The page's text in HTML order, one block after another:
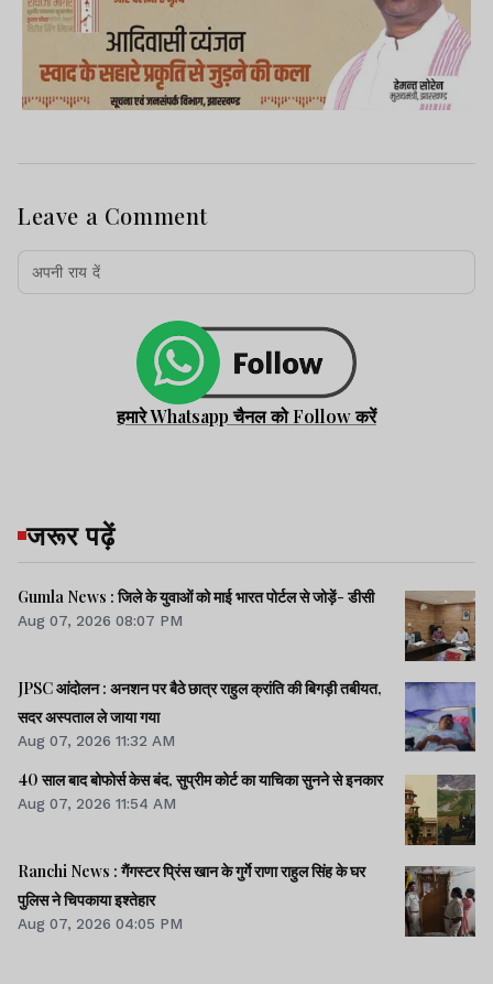
Leave a Comment
हमारे Whatsapp चैनल को Follow करें
जरूर पढ़ें
Gumla News : जिले के युवाओं को माई भारत पोर्टल से जोड़ें- डीसी
Aug 07, 2026 08:07 PM
JPSC आंदोलन : अनशन पर बैठे छात्र राहुल क्रांति की बिगड़ी तबीयत,
सदर अस्पताल ले जाया गया
Aug 07, 2026 11:32 AM
40 साल बाद बोफोर्स केस बंद, सुप्रीम कोर्ट का याचिका सुनने से इनकार
Aug 07, 2026 11:54 AM
Ranchi News : गैंगस्टर प्रिंस खान के गुर्गे राणा राहुल सिंह के घर
पुलिस ने चिपकाया इश्तेहार
Aug 07, 2026 04:05 PM